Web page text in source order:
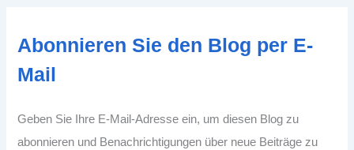
Abonnieren Sie den Blog per E-
Mail
Geben Sie Ihre E-Mail-Adresse ein, um diesen Blog zu
abonnieren und Benachrichtigungen über neue Beiträge zu